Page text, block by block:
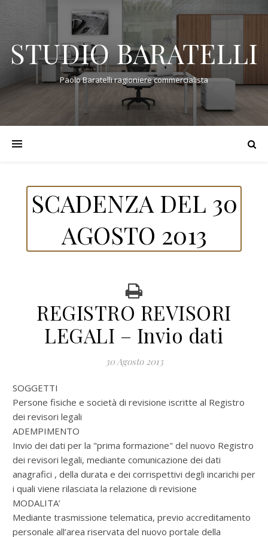
STUDIO BARATELLI
Paolo Baratelli ragioniere commercialista
SCADENZA DEL 30
AGOSTO 2013
REGISTRO REVISORI
LEGALI – Invio dati
30 Agosto 2013
SOGGETTI
Persone fisiche e società di revisione iscritte al Registro
dei revisori legali
ADEMPIMENTO
Invio dei dati per la "prima formazione" del nuovo Registro
dei revisori legali, mediante comunicazione dei dati
anagrafici , della durata e dei corrispettivi degli incarichi per
i quali viene rilasciata la relazione di revisione
MODALITA’
Mediante trasmissione telematica, previo accreditamento
personale all’area riservata del nuovo portale della